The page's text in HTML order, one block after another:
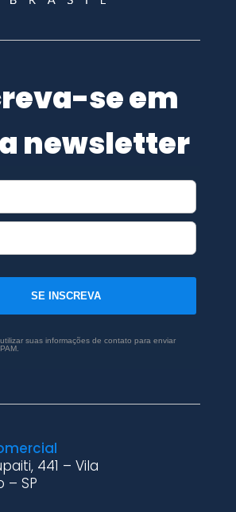
se em
newsletter
SE INSCREVA
suas informações de contato para enviar
441 – Vila
– SP